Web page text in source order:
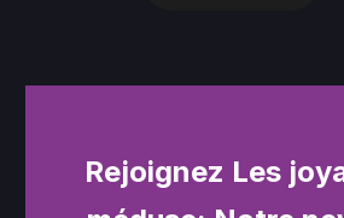
Rejoignez Les